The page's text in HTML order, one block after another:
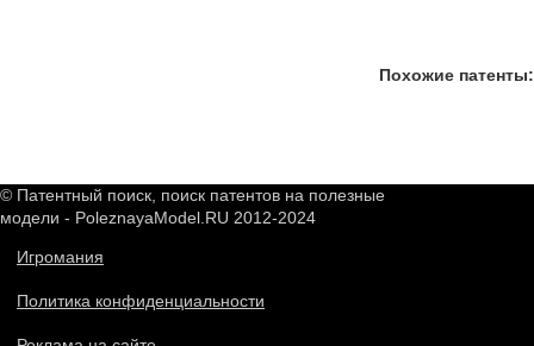
Похожие патенты:
© Патентный поиск, поиск патентов на полезные
модели - PoleznayaModel.RU 2012-2024
Игромания
Политика конфиденциальности